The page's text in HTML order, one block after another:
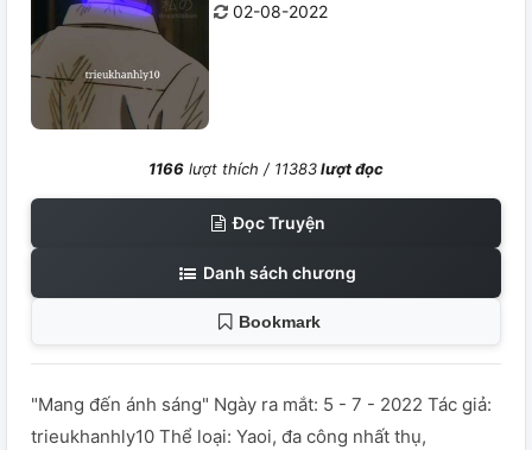
02-08-2022
1166 lượt thích / 11383lượt đọc
Đọc Truyện
Danh sách chương
Bookmark
"Mang đến ánh sáng" Ngày ra mắt: 5 - 7 - 2022 Tác giả:
trieukhanhly10 Thể loại: Yaoi, đa công nhất thụ,